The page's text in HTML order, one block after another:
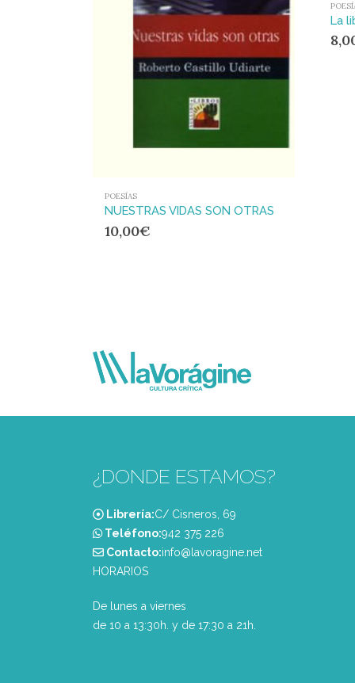
POESÍAS
NUESTRAS VIDAS SON OTRAS
10,00€
La
¿DONDE ESTAMOS?
Librería:C/ Cisneros, 69
Teléfono:‭942 375 226‬
Contacto:info@lavoragine.net
HORARIOS
De lunes a viernes
de 10 a 13:30h. y de 17:30 a 21h.